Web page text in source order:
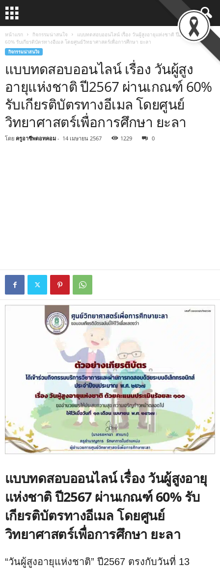
หน้าแรก กิจกรรมน่าสนใจ
แบบทดสอบออนไลน์ เรื่อง วันผู้สูงอายุแห่งชาติ ปี2567 ผ่านเกณฑ์
60% รับเกียรติบัตรทางอีเมล โดยศูนย์วิทยาศาสตร์เพื่อการศึกษา ยะลา
กิจกรรมน่าสนใจ
แบบทดสอบออนไลน์ เรื่อง วันผู้สูง
อายุแห่งชาติ ปี2567 ผ่านเกณฑ์ 60%
รับเกียรติบัตรทางอีเมล โดยศูนย์
วิทยาศาสตร์เพื่อการศึกษา ยะลา
โดย ครูอาชีพดอทคอม - 14 เมษายน 2567 1229 0
แบบทดสอบออนไลน์ เรื่อง วันผู้สูงอายุ
แห่งชาติ ปี2567 ผ่านเกณฑ์ 60% รับ
เกียรติบัตรทางอีเมล โดยศูนย์
วิทยาศาสตร์เพื่อการศึกษา ยะลา
“วันผู้สูงอายุแห่งชาติ” ปี2567 ตรงกับวันที่ 13